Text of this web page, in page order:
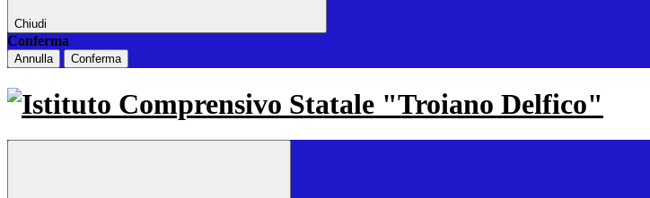
Chiudi
Conferma
Annulla Conferma